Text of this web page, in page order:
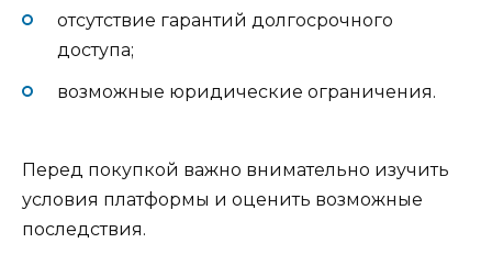
отсутствие гарантий долгосрочного
доступа;
возможные юридические ограничения.
Перед покупкой важно внимательно изучить
условия платформы и оценить возможные
последствия.